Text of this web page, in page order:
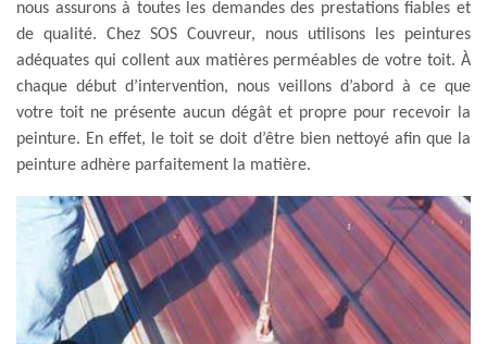
nous assurons à toutes les demandes des prestations fiables et
de qualité. Chez SOS Couvreur, nous utilisons les peintures
adéquates qui collent aux matières perméables de votre toit. À
chaque début d’intervention, nous veillons d’abord à ce que
votre toit ne présente aucun dégât et propre pour recevoir la
peinture. En effet, le toit se doit d’être bien nettoyé afin que la
peinture adhère parfaitement la matière.